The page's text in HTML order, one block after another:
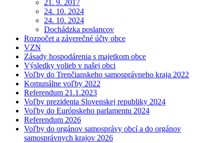
21. 9. 2017
24. 10. 2024
24. 10. 2024
Dochádzka poslancov
Rozpočet a záverečné účty obce
VZN
Zásady hospodárenia s majetkom obce
Výsledky volieb v našej obci
Voľby do Trenčianskeho samosprávneho kraja 2022
Komunálne voľby 2022
Referendum 21.1.2023
Voľby prezidenta Slovenskej republiky 2024
Voľby do Európskeho parlamentu 2024
Referendum 2026
Voľby do orgánov samosprávy obcí a do orgánov
samosprávnych krajov 2026